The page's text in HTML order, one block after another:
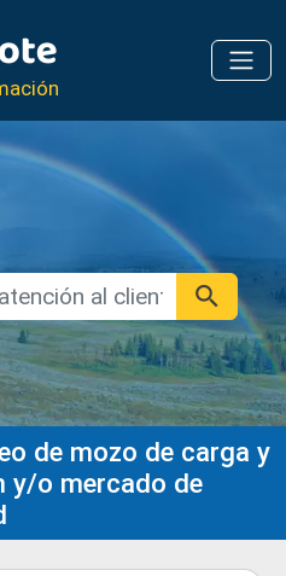
de mozo de carga y
y/o mercado de